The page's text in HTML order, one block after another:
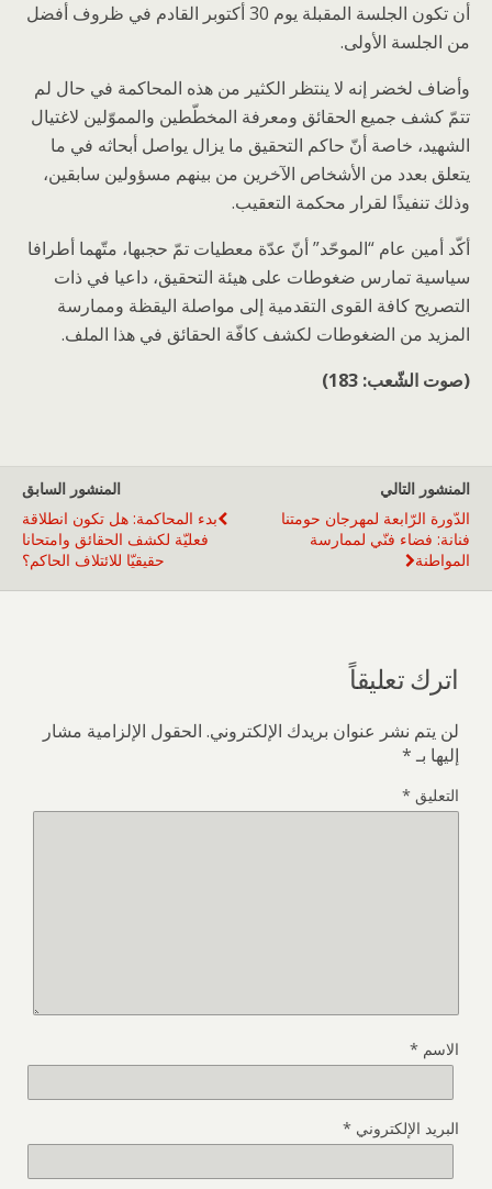
أن تكون الجلسة المقبلة يوم 30 أكتوبر القادم في ظروف أفضل
من الجلسة الأولى.
وأضاف لخضر إنه لا ينتظر الكثير من هذه المحاكمة في حال لم
تتمّ كشف جميع الحقائق ومعرفة المخطّطين والمموّلين لاغتيال
الشهيد، خاصة أنّ حاكم التحقيق ما يزال يواصل أبحاثه في ما
يتعلق بعدد من الأشخاص الآخرين من بينهم مسؤولين سابقين،
وذلك تنفيذًا لقرار محكمة التعقيب.
أكّد أمين عام “الموحّد” أنّ عدّة معطيات تمّ حجبها، متّهما أطرافا
سياسية تمارس ضغوطات على هيئة التحقيق، داعيا في ذات
التصريح كافة القوى التقدمية إلى مواصلة اليقظة وممارسة
المزيد من الضغوطات لكشف كافّة الحقائق في هذا الملف.
(صوت الشّعب: 183)
المنشور السابق
بدء المحاكمة: هل تكون انطلاقة
فعليّة لكشف الحقائق وامتحانا
حقيقيّا للائتلاف الحاكم؟
المنشور التالي
الدّورة الرّابعة لمهرجان حومتنا
فنانة: فضاء فنّي لممارسة
المواطنة
اترك تعليقاً
لن يتم نشر عنوان بريدك الإلكتروني. الحقول الإلزامية مشار
إليها بـ*
التعليق *
الاسم *
البريد الإلكتروني *